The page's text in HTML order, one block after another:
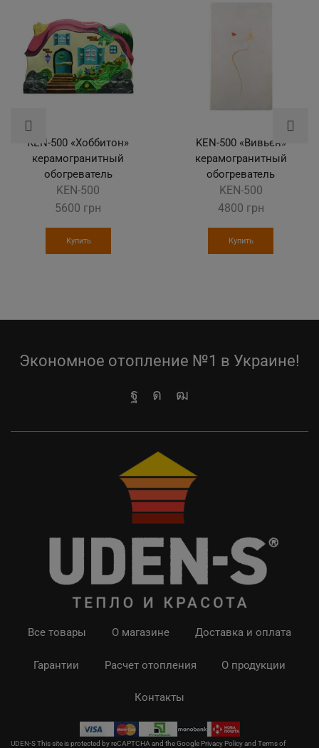
KEN-500 «Хоббитон»
керамогранитный
обогреватель
KEN-500
5600 грн
Купить
KEN-500 «Вивьен»
керамогранитный
обогреватель
KEN-500
4800 грн
Купить
Экономное отопление №1 в Украине!
Все товары О магазине Доставка и оплата
Гарантии Расчет отопления О продукции
Контакты
UDEN-S This site is protected by reCAPTCHA and the Google Privacy Policyand Terms of